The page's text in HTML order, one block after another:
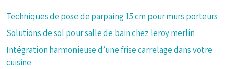
Techniques de pose de parpaing 15 cm pour murs porteurs
Solutions de sol pour salle de bain chez leroy merlin
Intégration harmonieuse d’une frise carrelage dans votre
cuisine